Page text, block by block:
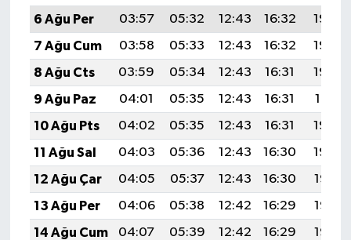
6 Ağu Per
03:57 05:32 12:43 16:32
19:45
7 Ağu Cum
03:58 05:33 12:43 16:32
19:44
8 Ağu Cts
03:59 05:34 12:43 16:31
19:43
9 Ağu Paz
04:01 05:35 12:43 16:31
19:41
10 Ağu Pts
04:02 05:35 12:43 16:31
19:40
11 Ağu Sal
04:03 05:36 12:43 16:30
19:39
12 Ağu Çar
04:05 05:37 12:43 16:30
19:38
13 Ağu Per
04:06 05:38 12:42 16:29
19:37
14 Ağu Cum
04:07 05:39 12:42 16:29
19:35